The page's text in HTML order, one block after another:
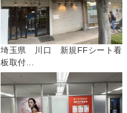
埼玉県 川口 新規FFシート看
板取付...